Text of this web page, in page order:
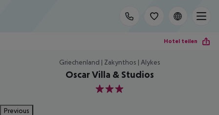
Hotel teilen
Griechenland | Zakynthos | Alykes
Oscar Villa & Studios
3
Previous